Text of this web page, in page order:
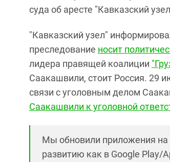
суда об аресте "Кавказский
"Кавказский узел"
преследование носит
лидера правящей коалиции
Саакашвили, стоит Россия. 29
связи с уголовным делом
Саакашвили к уголовной
Мы обновили приложения на
развитию как в Google Play/